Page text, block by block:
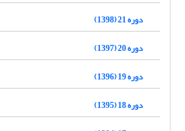
دوره 21 (1398)
دوره 20 (1397)
دوره 19 (1396)
دوره 18 (1395)